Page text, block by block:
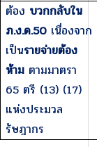
ต้อง บวกกลับใน
ภ.ง.ด.50 เนื่องจาก
เป็นรายจ่ายต้อง
ห้าม ตามมาตรา
65 ตรี (13) (17)
แห่งประมวล
รัษฎากร